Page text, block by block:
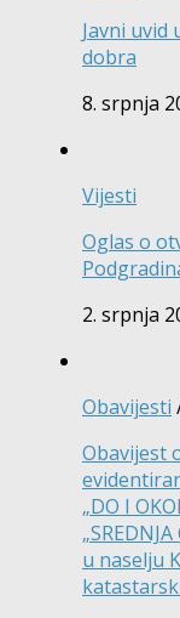
Javni
dobra
8. srpnja
Vijesti
Oglas o
2. srpnja
Obavijesti
Obavijest
„DO I
u naselju